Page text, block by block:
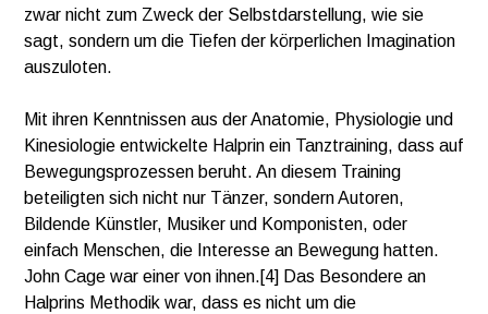
zwar nicht zum Zweck der Selbstdarstellung, wie sie
sagt, sondern um die Tiefen der körperlichen Imagination
auszuloten.
Mit ihren Kenntnissen aus der Anatomie, Physiologie und
Kinesiologie entwickelte Halprin ein Tanztraining, dass auf
Bewegungsprozessen beruht. An diesem Training
beteiligten sich nicht nur Tänzer, sondern Autoren,
Bildende Künstler, Musiker und Komponisten, oder
einfach Menschen, die Interesse an Bewegung hatten.
John Cage war einer von ihnen.[4] Das Besondere an
Halprins Methodik war, dass es nicht um die